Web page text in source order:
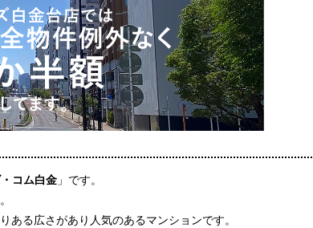
コム白金 」です。
ある広さがあり人気のあるマンションです。